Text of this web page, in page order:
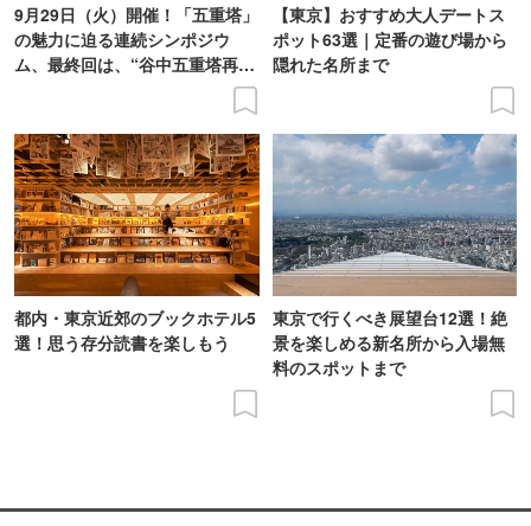
9月29日（火）開催！「五重塔」
の魅力に迫る連続シンポジウ
ム、最終回は、“谷中五重塔再建
【東京】おすすめ大人デートス
ポット63選｜定番の遊び場から
隠れた名所まで
都内・東京近郊のブックホテル5
選！思う存分読書を楽しもう
東京で行くべき展望台12選！絶
景を楽しめる新名所から入場無
料のスポットまで